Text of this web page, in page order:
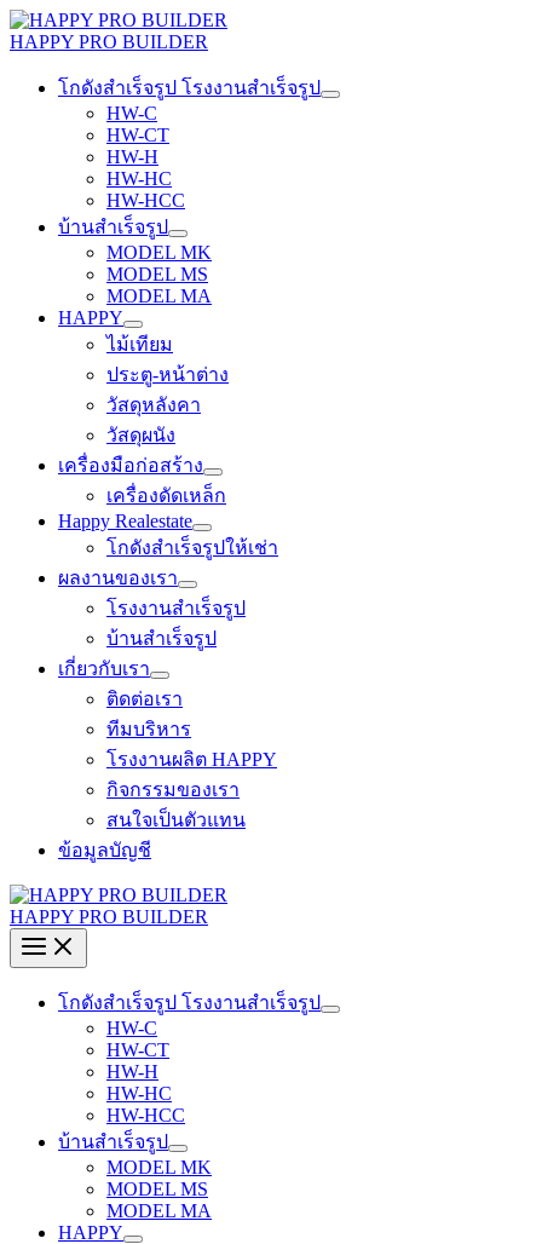
Skip
to
HAPPY PRO BUILDER
โกดังสำเร็จรูป โรงงานสำเร็จรูป
HW-C
HW-CT
HW-H
HW-HC
HW-HCC
บ้านสำเร็จรูป
MODEL MK
MODEL MS
MODEL MA
HAPPY
ไม้เทียม
ประตู-หน้าต่าง
วัสดุหลังคา
วัสดุผนัง
เครื่องมือก่อสร้าง
เครื่องดัดเหล็ก
Happy Realestate
โกดังสำเร็จรูปให้เช่า
ผลงานของเรา
โรงงานสำเร็จรูป
บ้านสำเร็จรูป
เกี่ยวกับเรา
ติดต่อเรา
ทีมบริหาร
โรงงานผลิต HAPPY
กิจกรรมของเรา
สนใจเป็นตัวแทน
ข้อมูลบัญชี
HAPPY PRO BUILDER
โกดังสำเร็จรูป โรงงานสำเร็จรูป
HW-C
HW-CT
HW-H
HW-HC
HW-HCC
บ้านสำเร็จรูป
MODEL MK
MODEL MS
MODEL MA
HAPPY